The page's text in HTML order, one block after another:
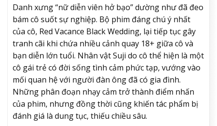
Danh xưng “nữ diễn viên hở bạo” dường như đã đeo
bám cô suốt sự nghiệp. Bộ phim đáng chú ý nhất
của cô, Red Vacance Black Wedding, lại tiếp tục gây
tranh cãi khi chứa nhiều cảnh quay 18+ giữa cô và
bạn diễn lớn tuổi. Nhân vật Suji do cô thể hiện là một
cô gái trẻ có đời sống tình cảm phức tạp, vướng vào
mối quan hệ với người đàn ông đã có gia đình.
Những phân đoạn nhạy cảm trở thành điểm nhấn
của phim, nhưng đồng thời cũng khiến tác phẩm bị
đánh giá là dung tục, thiếu chiều sâu.